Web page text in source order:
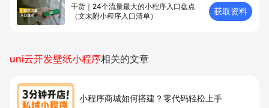
干货｜24个流量最大的小程序入口盘点
（文末附小程序入口清单）
获取资料
uni云开发壁纸小程序相关的文章
小程序商城如何搭建？零代码轻松上手